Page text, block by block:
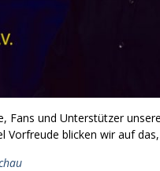
Fans und Unterstützer
blicken wir auf